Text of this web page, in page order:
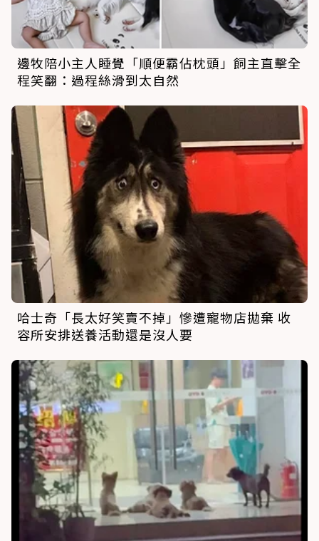
邊牧陪小主人睡覺「順便霸佔枕頭」飼主直擊全
程笑翻：過程絲滑到太自然
哈士奇「長太好笑賣不掉」慘遭寵物店拋棄 收
容所安排送養活動還是沒人要